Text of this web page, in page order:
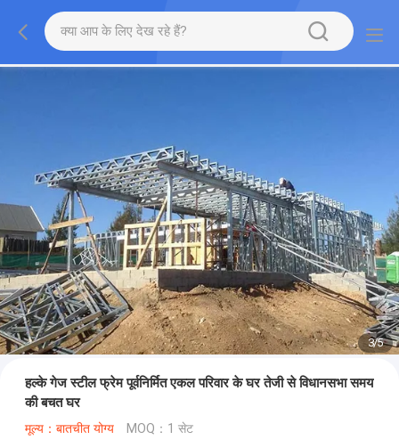
3/5
हल्के गेज स्टील फ्रेम पूर्वनिर्मित एकल परिवार के घर तेजी से विधानसभा समय
की बचत घर
मूल्य：बातचीत योग्य MOQ：1 सेट